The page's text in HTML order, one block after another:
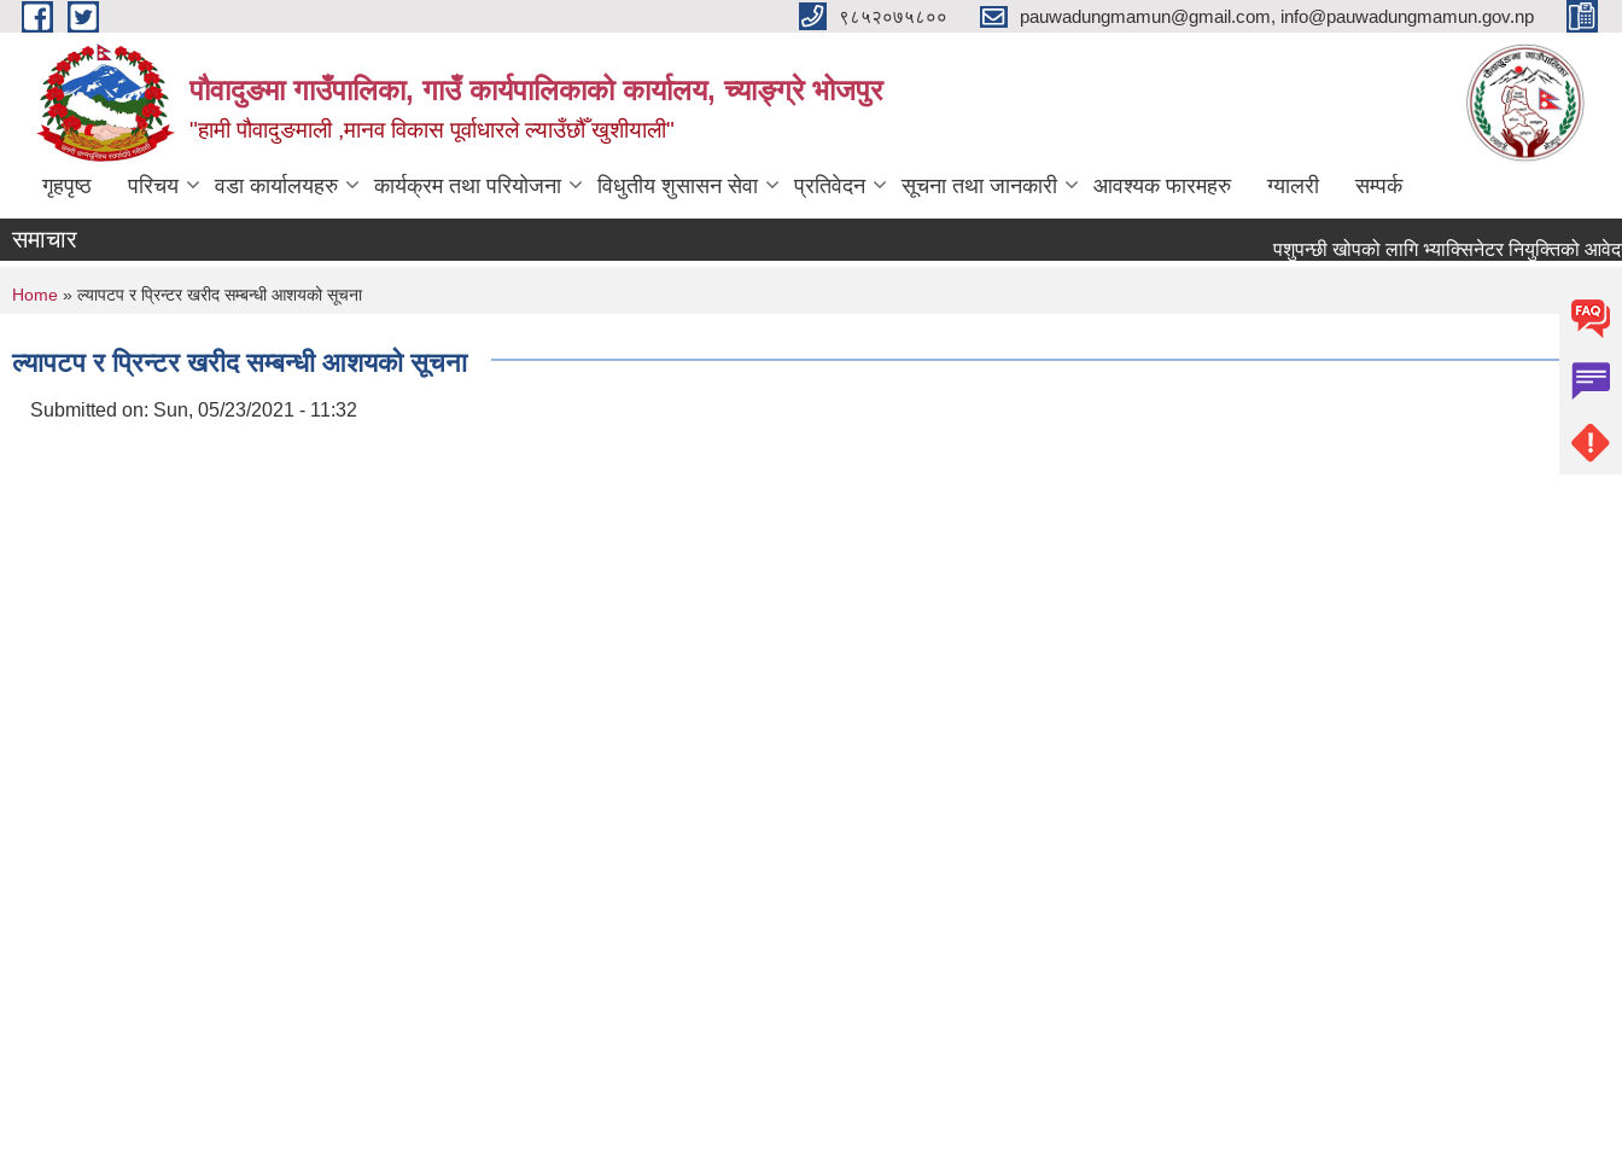
Skip to main content ९८५२०७५८०० pauwadungmamun@gmail.com, info@pauwadungmamun.gov.np
पौवादुङमा गाउँपालिका, गाउँ कार्यपालिकाको कार्यालय, च्याङ्ग्रे भोजपुर
"हामी पौवादुङमाली ,मानव विकास पूर्वाधारले ल्याउँछौँ खुशीयाली"
गृहपृष्ठ परिचय वडा कार्यालयहरु कार्यक्रम तथा परियोजना विधुतीय शुसासन सेवा प्रतिवेदन सूचना तथा जानकारी आवश्यक फारमहरु ग्यालरी सम्पर्क
समाचार पशुपन्छी खोपको लागि भ्याक्सिनेटर नियुक्तिको आवेदन पेश
You are here
Home » ल्यापटप र प्रिन्टर खरीद सम्बन्धी आशयको सूचना
ल्यापटप र प्रिन्टर खरीद सम्बन्धी आशयको सूचना
Submitted on: Sun, 05/23/2021 - 11:32